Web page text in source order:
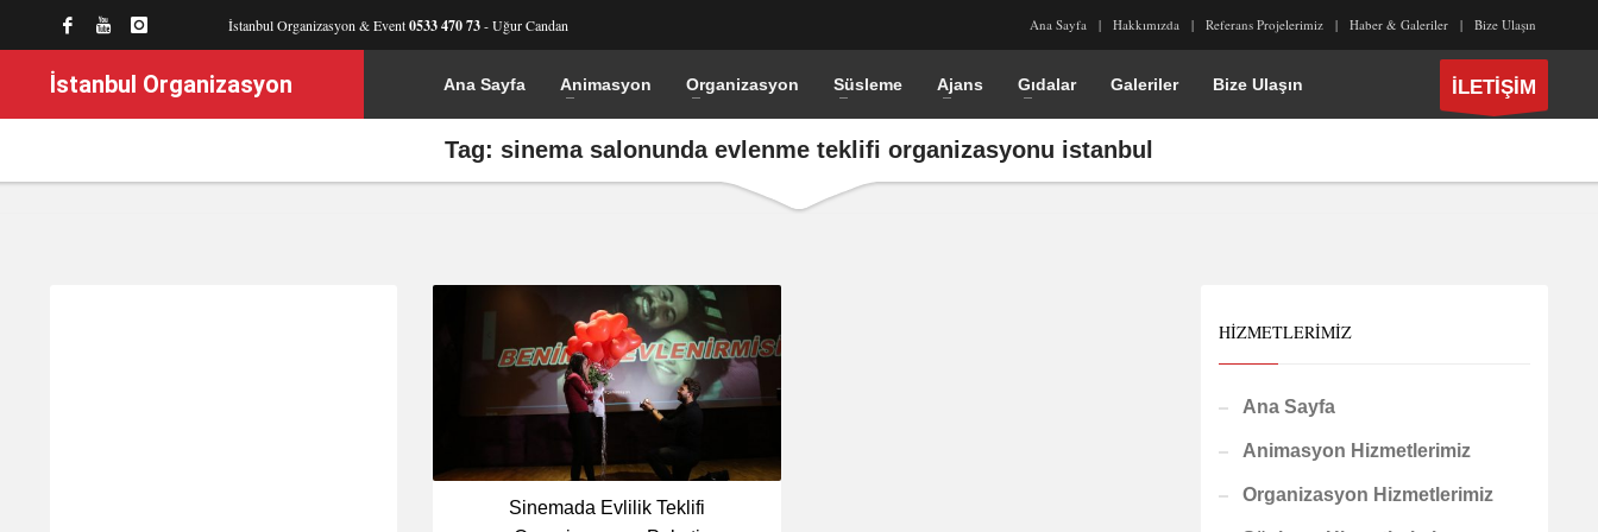
İstanbul Organizasyon & Event0533 470 73- Uğur Candan Ana Sayfa Hakkımızda Referans Projelerimiz Haber & Galeriler Bize Ulaşın
İstanbul Organizasyon Ana Sayfa Animasyon Organizasyon Süsleme Ajans Gıdalar Galeriler Bize Ulaşın İLETİŞİM
Tag: sinema salonunda evlenme teklifi organizasyonu istanbul
Sinemada Evlilik Teklifi
HIZMETLERIMIZ
Ana Sayfa
Animasyon Hizmetlerimiz
Organizasyon Hizmetlerimiz